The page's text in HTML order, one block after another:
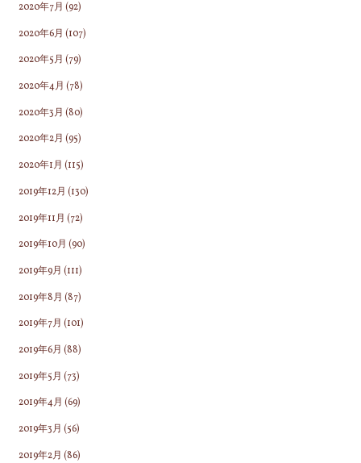
2020年7月 (92)
2020年6月 (107)
2020年5月 (79)
2020年4月 (78)
2020年3月 (80)
2020年2月 (95)
2020年1月 (115)
2019年12月 (130)
2019年11月 (72)
2019年10月 (90)
2019年9月 (111)
2019年8月 (87)
2019年7月 (101)
2019年6月 (88)
2019年5月 (73)
2019年4月 (69)
2019年3月 (56)
2019年2月 (86)